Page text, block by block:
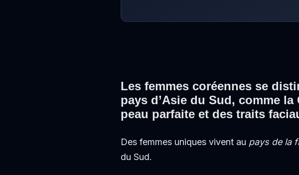
Les femmes coréennes se
pays d’Asie du Sud, comme
peau parfaite et des traits
Des femmes uniques vivent au pays de la
du Sud.